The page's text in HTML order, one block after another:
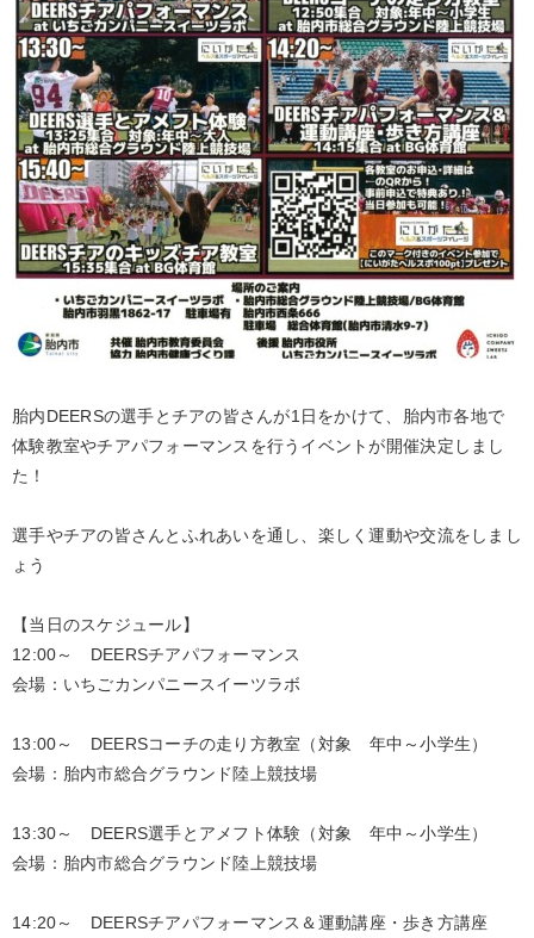
胎内DEERSの選手とチアの皆さんが1日をかけて、胎内市各地で
体験教室やチアパフォーマンスを行うイベントが開催決定しまし
た！
選手やチアの皆さんとふれあいを通し、楽しく運動や交流をしまし
ょう
【当日のスケジュール】
12:00～ DEERSチアパフォーマンス
会場：いちごカンパニースイーツラボ
13:00～ DEERSコーチの走り方教室（対象 年中～小学生）
会場：胎内市総合グラウンド陸上競技場
13:30～ DEERS選手とアメフト体験（対象 年中～小学生）
会場：胎内市総合グラウンド陸上競技場
14:20～ DEERSチアパフォーマンス＆運動講座・歩き方講座